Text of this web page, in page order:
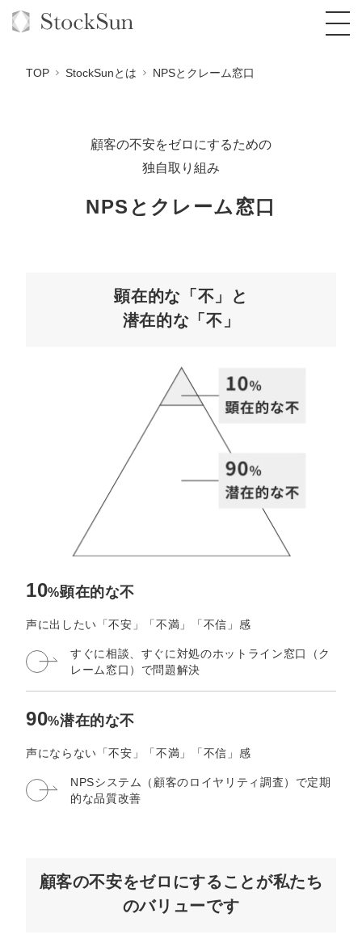
オーダーメイド支援
コンサルタント一覧
定額制Webマーケティング代行『マキトルく
定額制採用代行・RPO『トルトルくん』
定額LINE運用代行『LINEマキトルくん』
オリジナルサービス
拡散付1日密着動画制作『まるごと社長』
1本無料で記事を制作『SEOトライアル』
定額制LP制作・改善『最強LP』
採用YouTubeチャンネル構築『トリトル』
YouTubeディレクター
ミッション・ビジョン・バリュー
代表メッセージ（岩野圭佑）
取締役メッセージ（株本祐己）
認定パートナー
動画ディレクター
営業
インターン
正社員
マーケマネージャー
常勤監査役
募集要項一覧
TOP StockSunとは NPSとクレーム窓口
顧客の不安をゼロにするための
独自取り組み
NPSとクレーム窓口
顕在的な「不」と
潜在的な「不」
10%顕在的な不
声に出したい「不安」「不満」「不信」感
すぐに相談、すぐに対処のホットライン窓口（ク
レーム窓口）で問題解決
90%潜在的な不
声にならない「不安」「不満」「不信」感
NPSシステム（顧客のロイヤリティ調査）で定期
的な品質改善
顧客の不安をゼロにすることが私たち
のバリューです